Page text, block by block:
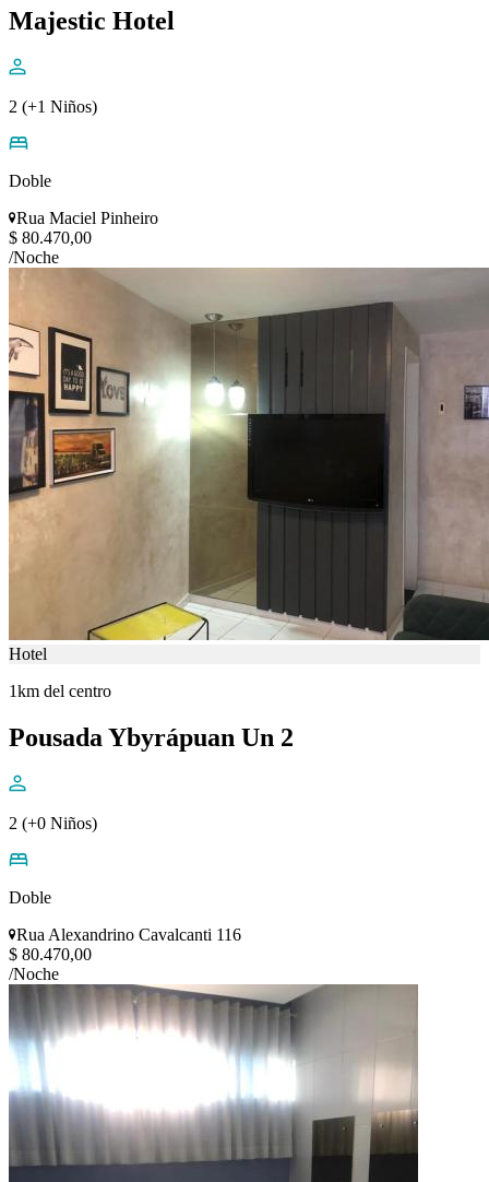
Majestic Hotel
2 (+1 Niños)
Doble
Rua Maciel Pinheiro
$ 80.470,00
/Noche
Hotel
1km del centro
Pousada Ybyrápuan Un 2
2 (+0 Niños)
Doble
Rua Alexandrino Cavalcanti 116
$ 80.470,00
/Noche